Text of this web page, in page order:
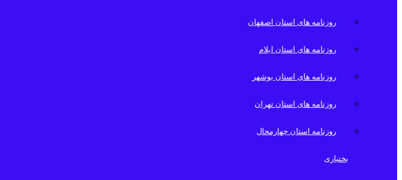
روزنامه های استان اصفهان
روزنامه های استان ایلام
روزنامه های استان بوشهر
روزنامه های استان تهران
روزنامه استان چهارمحال
بختیاری